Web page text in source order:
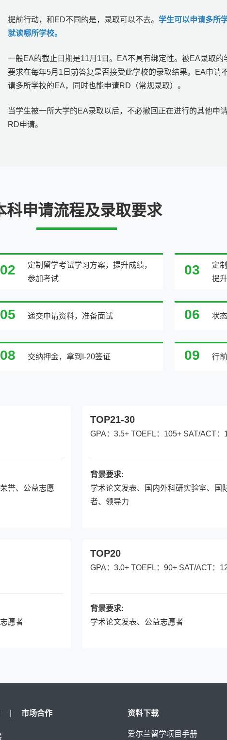
提前行动，和ED不同的是，录取可以不去。 学生可以申请多所
就读哪所学校。
一般EA的截止日期是11月1日。EA不具有绑定性。被EA录取的
要求在每年5月1日前答复是否接受此学校的录取结果。EA申请
请多所学校的EA，同时也能申请RD（常规录取）。
当学生被一所大学的EA录取以后，不必撤回正在进行的其他申
RD申请。
科申请流程及录取要求
02
定制留学考试学习方案，提升成绩，
参加考试
03
定
提
05 递交申请资料，准备面试 06 状
08 交纳押金，拿到I-20签证 09 行
誉、公益志愿
TOP21-30
GPA：3.5+ TOEFL：105+ SAT/ACT：
背景要求:
学术论文发表、国内外科研实验室、国
者、领导力
愿者
TOP20
GPA：3.0+ TOEFL：90+ SAT/ACT：
背景要求:
学术论文发表、公益志愿者
市场合作 资料下载
爱尔兰留学项目手册